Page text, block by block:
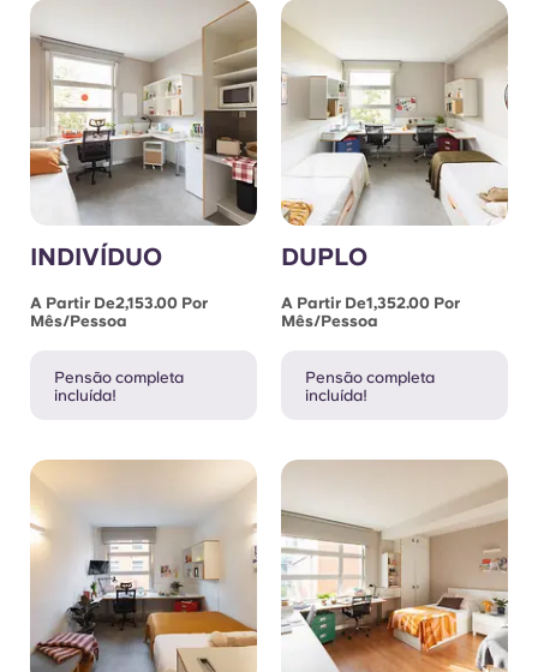
INDIVÍDUO
A Partir De2,153.00 Por
Mês/pessoa
Pensão completa
incluída!
DUPLO
A Partir De1,352.00 Por
Mês/pessoa
Pensão completa
incluída!